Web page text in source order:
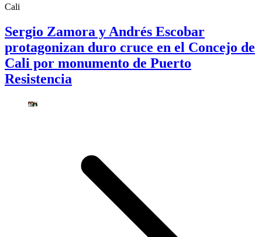
Cali
Sergio Zamora y Andrés Escobar
protagonizan duro cruce en el Concejo de
Cali por monumento de Puerto
Resistencia